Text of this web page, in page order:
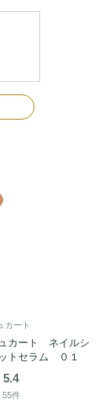
カート
カート ネイルシ
トセラム ０１
5.4
55件